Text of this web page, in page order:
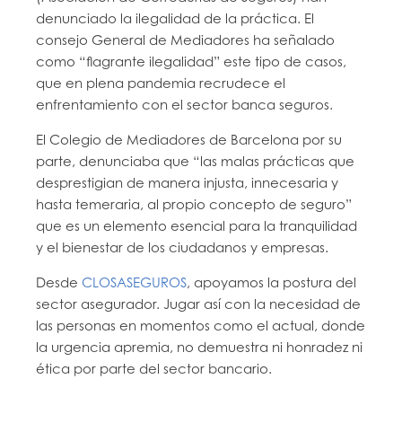
denunciado ​la ilegalidad de la práctica. El
consejo General de Mediadores ha señalado
como “flagrante ilegalidad” este tipo de casos,
que en ​plena pandemia recrudece el
enfrentamiento con el sector banca seguros​.
El Colegio de Mediadores de Barcelona por su
parte, denunciaba que “las malas prácticas que
desprestigian de manera injusta, innecesaria y
hasta temeraria, al propio concepto de seguro”
que es un elemento esencial para la tranquilidad
y el bienestar de los ciudadanos y empresas.
DesdeCLOSASEGUROS, apoyamos la postura del
sector asegurador. Jugar así con la necesidad de
las personas en momentos como el actual, donde
la urgencia apremia, no demuestra ni honradez ni
ética por parte del sector bancario.